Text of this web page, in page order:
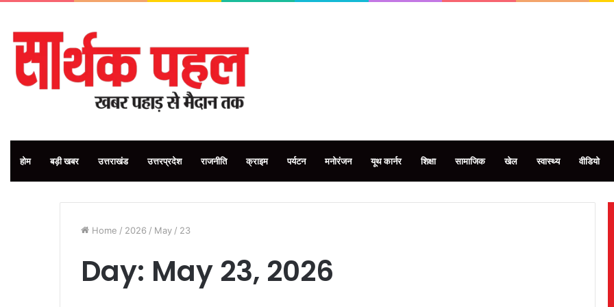
होम बड़ी खबर उत्तराखंड उत्तरप्रदेश राजनीति क्राइम पर्यटन मनोरंजन यूथ कार्नर शिक्षा सामाजिक खेल स्वास्थ्य वीडियो
Home / 2026 / May / 23
Day: May 23, 2026